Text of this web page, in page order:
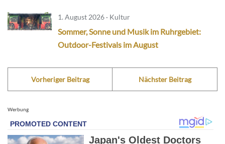
1. August 2026 · Kultur
Sommer, Sonne und Musik im Ruhrgebiet:
Outdoor-Festivals im August
Vorheriger Beitrag Nächster Beitrag
Werbung